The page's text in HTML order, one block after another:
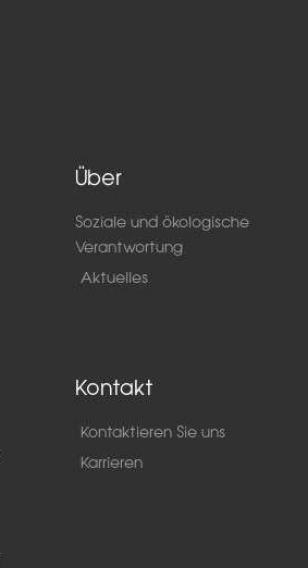
Über
Soziale und ökologische
Verantwortung
Aktuelles
Kontakt
Kontaktieren Sie uns
Karrieren